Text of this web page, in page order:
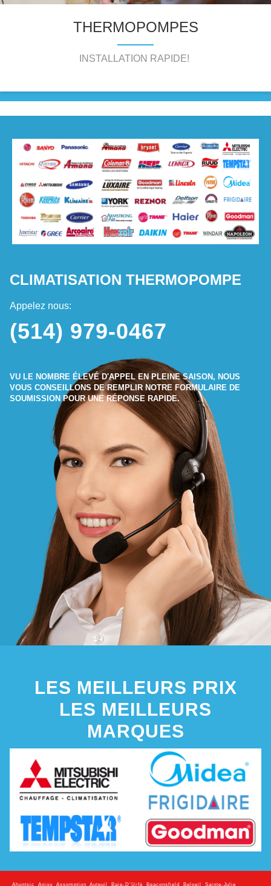
THERMOPOMPES
INSTALLATION RAPIDE!
LES MEILLEURS PRIX
LES MEILLEURS
MARQUES
CLIMATISATION THERMOPOMPE
Appelez nous:
(514) 979-0467
VU LE NOMBRE ÉLEVÉ D'APPEL EN PLEINE SAISON, NOUS
VOUS CONSEILLONS DE REMPLIR NOTRE FORMULAIRE DE
SOUMISSION POUR UNE RÉPONSE RAPIDE.
Ahuntsic, Anjou, Assomption,Auteuil, Baie-D'Urfé, Beaconsfield , Beloeil , Sainte-Julie,